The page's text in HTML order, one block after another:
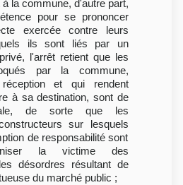
la commune, d'autre part,
pour se prononcer
exercée contre leurs
ils sont liés par un
l'arrêt retient que les
par la commune,
et qui rendent
à sa destination, sont de
de sorte que les
sur lesquels
de responsabilité sont
la victime des
désordres résultant de
du marché public ;